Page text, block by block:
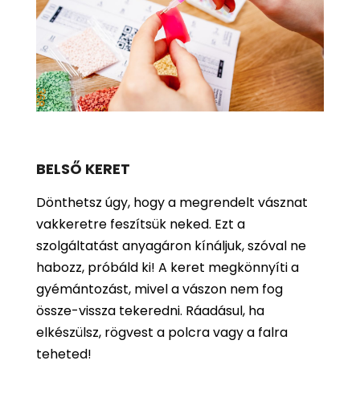
BELSŐ KERET
Dönthetsz úgy, hogy a megrendelt vásznat
vakkeretre feszítsük neked. Ezt a
szolgáltatást anyagáron kínáljuk, szóval ne
habozz, próbáld ki! A keret megkönnyíti a
gyémántozást, mivel a vászon nem fog
össze-vissza tekeredni. Ráadásul, ha
elkészülsz, rögvest a polcra vagy a falra
teheted!